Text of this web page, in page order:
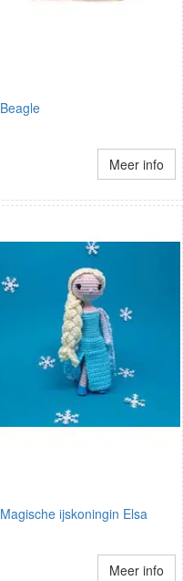
Beagle
Meer info
Magische ijskoningin Elsa
Meer info